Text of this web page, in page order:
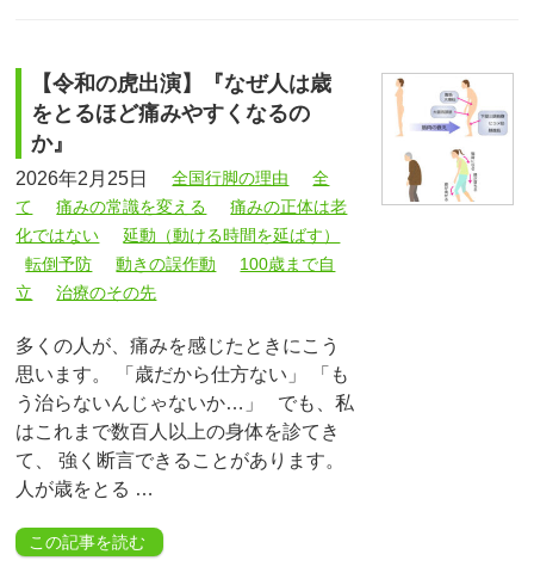
【令和の虎出演】『なぜ人は歳
をとるほど痛みやすくなるの
か』
2026年2月25日 全国行脚の理由
全
て
痛みの常識を変える
痛みの正体は老
化ではない
延動（動ける時間を延ばす）
転倒予防
動きの誤作動
100歳まで自
立
治療のその先
多くの人が、痛みを感じたときにこう
思います。 「歳だから仕方ない」 「も
う治らないんじゃないか…」 でも、私
はこれまで数百人以上の身体を診てき
て、 強く断言できることがあります。
人が歳をとる …
この記事を読む